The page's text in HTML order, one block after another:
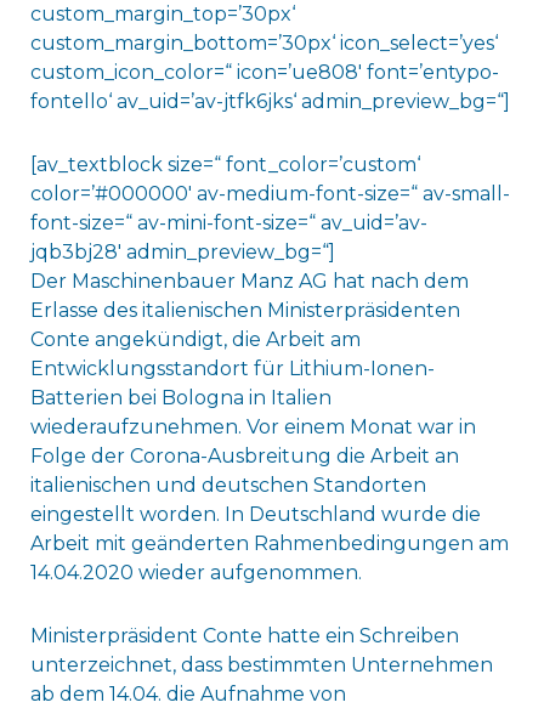
custom_margin_top=’30px‘
custom_margin_bottom=’30px‘ icon_select=’yes‘
custom_icon_color=“ icon=’ue808′ font=’entypo-
fontello‘ av_uid=’av-jtfk6jks‘ admin_preview_bg=“]
[av_textblock size=“ font_color=’custom‘
color=’#000000′ av-medium-font-size=“ av-small-
font-size=“ av-mini-font-size=“ av_uid=’av-
jqb3bj28′ admin_preview_bg=“]
Der Maschinenbauer Manz AG hat nach dem
Erlasse des italienischen Ministerpräsidenten
Conte angekündigt, die Arbeit am
Entwicklungsstandort für Lithium-Ionen-
Batterien bei Bologna in Italien
wiederaufzunehmen. Vor einem Monat war in
Folge der Corona-Ausbreitung die Arbeit an
italienischen und deutschen Standorten
eingestellt worden. In Deutschland wurde die
Arbeit mit geänderten Rahmenbedingungen am
14.04.2020 wieder aufgenommen.
Ministerpräsident Conte hatte ein Schreiben
unterzeichnet, dass bestimmten Unternehmen
ab dem 14.04. die Aufnahme von